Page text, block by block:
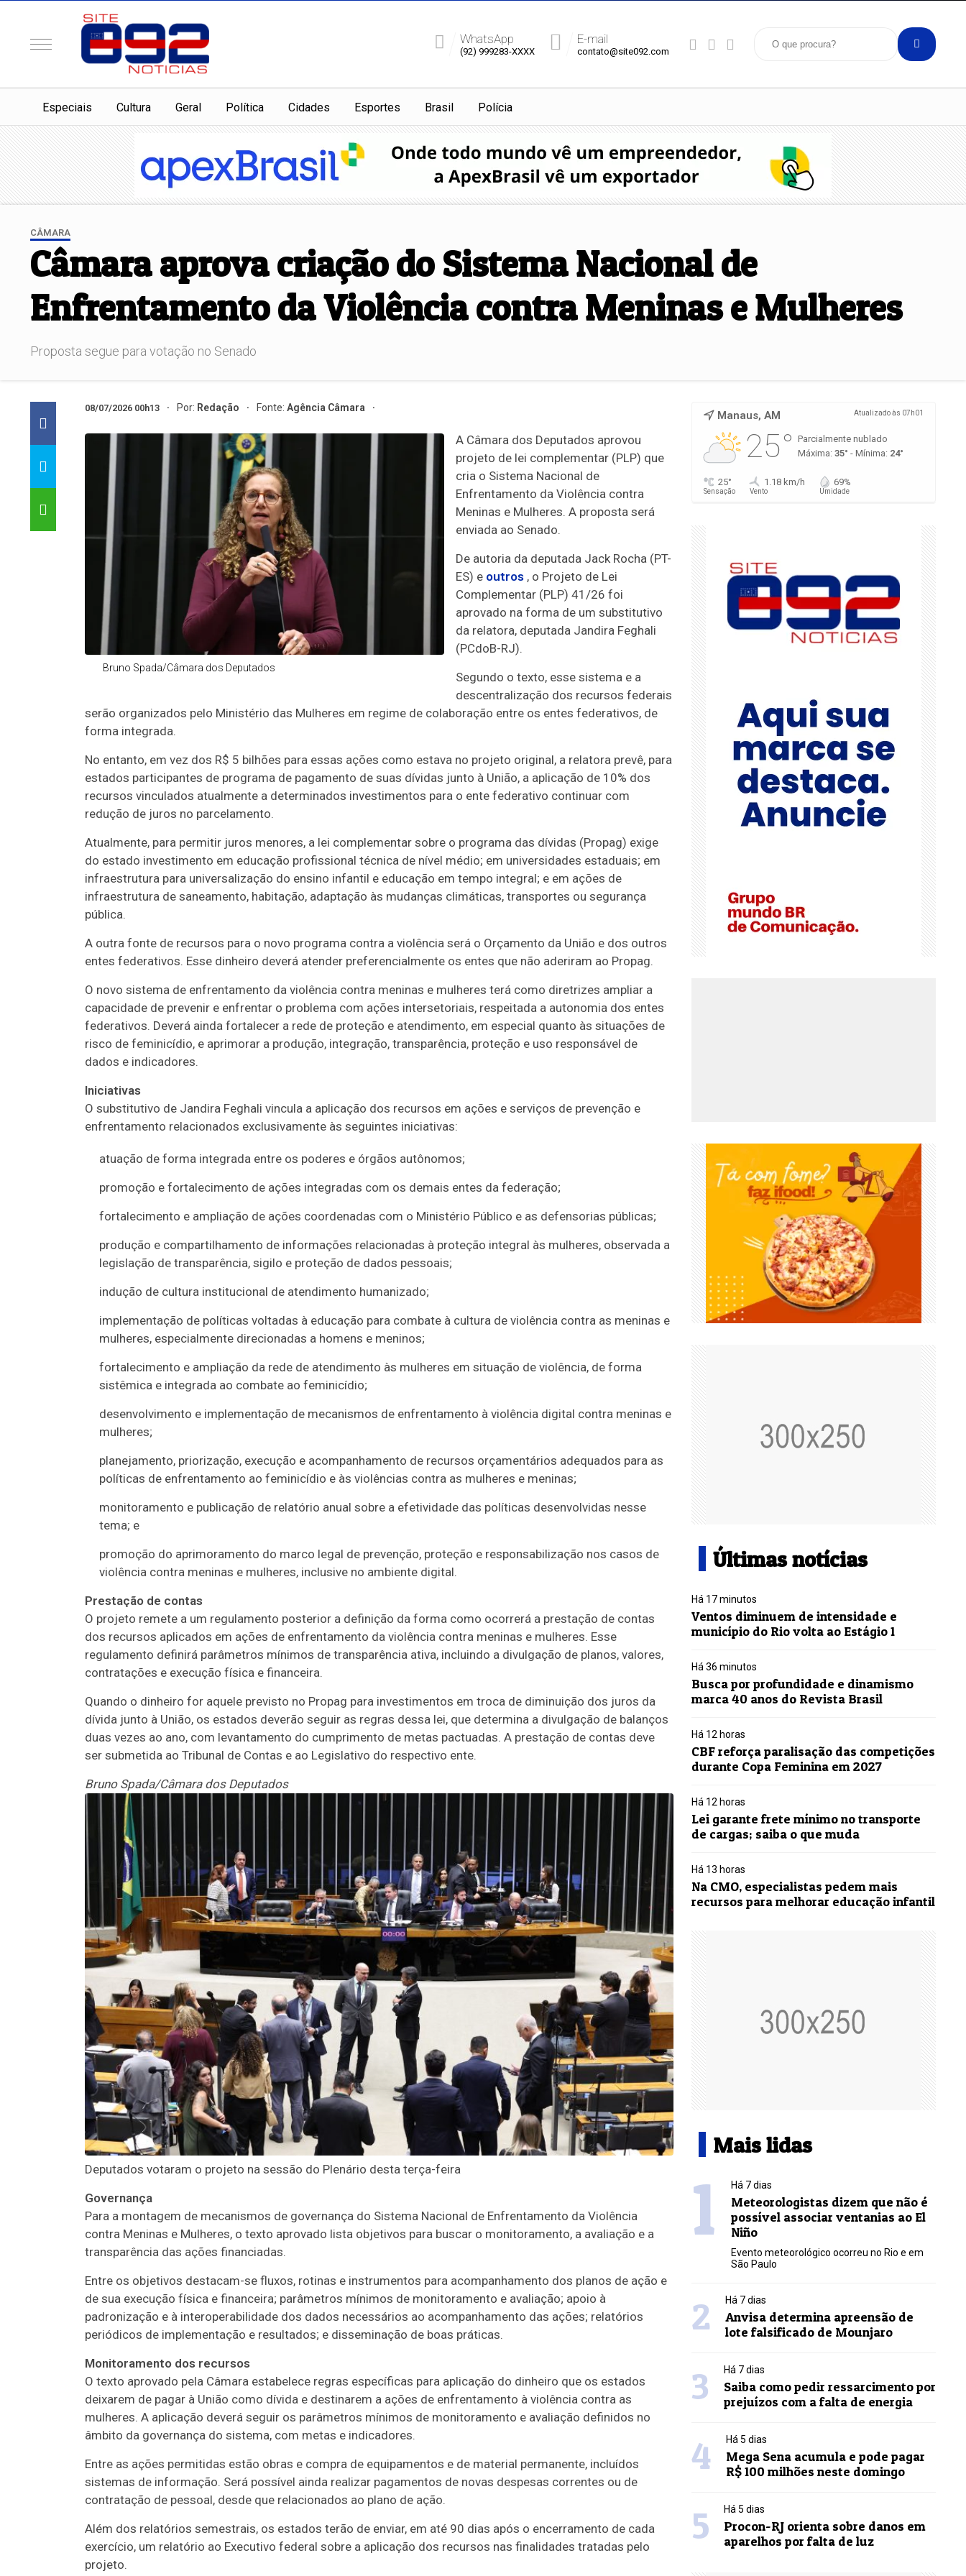
E-mail
contato@site092.com
WhatsApp
(92) 999283-XXXX
Especiais Cultura Geral Política Cidades Esportes Brasil Polícia
CÂMARA
Câmara aprova criação do Sistema Nacional de
Enfrentamento da Violência contra Meninas e Mulheres
Proposta segue para votação no Senado
08/07/2026 00h13 Por: Redação Fonte: Agência Câmara
Bruno Spada/Câmara dos Deputados
A Câmara dos Deputados aprovou
projeto de lei complementar (PLP) que
cria o Sistema Nacional de
Enfrentamento da Violência contra
Meninas e Mulheres. A proposta será
enviada ao Senado.
De autoria da deputada Jack Rocha (PT-
ES) e outros, o Projeto de Lei
Complementar (PLP) 41/26 foi
aprovado na forma de um substitutivo
da relatora, deputada Jandira Feghali
(PCdoB-RJ).
Segundo o texto, esse sistema e a
descentralização dos recursos federais
serão organizados pelo Ministério das Mulheres em regime de colaboração entre os entes federativos, de
forma integrada.
No entanto, em vez dos R$ 5 bilhões para essas ações como estava no projeto original, a relatora prevê, para
estados participantes de programa de pagamento de suas dívidas junto à União, a aplicação de 10% dos
recursos vinculados atualmente a determinados investimentos para o ente federativo continuar com
redução de juros no parcelamento.
Atualmente, para permitir juros menores, a lei complementar sobre o programa das dívidas (Propag) exige
do estado investimento em educação profissional técnica de nível médio; em universidades estaduais; em
infraestrutura para universalização do ensino infantil e educação em tempo integral; e em ações de
infraestrutura de saneamento, habitação, adaptação às mudanças climáticas, transportes ou segurança
pública.
A outra fonte de recursos para o novo programa contra a violência será o Orçamento da União e dos outros
entes federativos. Esse dinheiro deverá atender preferencialmente os entes que não aderiram ao Propag.
O novo sistema de enfrentamento da violência contra meninas e mulheres terá como diretrizes ampliar a
capacidade de prevenir e enfrentar o problema com ações intersetoriais, respeitada a autonomia dos entes
federativos. Deverá ainda fortalecer a rede de proteção e atendimento, em especial quanto às situações de
risco de feminicídio, e aprimorar a produção, integração, transparência, proteção e uso responsável de
dados e indicadores.
Iniciativas
O substitutivo de Jandira Feghali vincula a aplicação dos recursos em ações e serviços de prevenção e
enfrentamento relacionados exclusivamente às seguintes iniciativas:
atuação de forma integrada entre os poderes e órgãos autônomos;
promoção e fortalecimento de ações integradas com os demais entes da federação;
fortalecimento e ampliação de ações coordenadas com o Ministério Público e as defensorias públicas;
produção e compartilhamento de informações relacionadas à proteção integral às mulheres, observada a
legislação de transparência, sigilo e proteção de dados pessoais;
indução de cultura institucional de atendimento humanizado;
implementação de políticas voltadas à educação para combate à cultura de violência contra as meninas e
mulheres, especialmente direcionadas a homens e meninos;
fortalecimento e ampliação da rede de atendimento às mulheres em situação de violência, de forma
sistêmica e integrada ao combate ao feminicídio;
desenvolvimento e implementação de mecanismos de enfrentamento à violência digital contra meninas e
mulheres;
planejamento, priorização, execução e acompanhamento de recursos orçamentários adequados para as
políticas de enfrentamento ao feminicídio e às violências contra as mulheres e meninas;
monitoramento e publicação de relatório anual sobre a efetividade das políticas desenvolvidas nesse
tema; e
promoção do aprimoramento do marco legal de prevenção, proteção e responsabilização nos casos de
violência contra meninas e mulheres, inclusive no ambiente digital.
Prestação de contas
O projeto remete a um regulamento posterior a definição da forma como ocorrerá a prestação de contas
dos recursos aplicados em ações de enfrentamento da violência contra meninas e mulheres. Esse
regulamento definirá parâmetros mínimos de transparência ativa, incluindo a divulgação de planos, valores,
contratações e execução física e financeira.
Quando o dinheiro for aquele previsto no Propag para investimentos em troca de diminuição dos juros da
dívida junto à União, os estados deverão seguir as regras dessa lei, que determina a divulgação de balanços
duas vezes ao ano, com levantamento do cumprimento de metas pactuadas. A prestação de contas deve
ser submetida ao Tribunal de Contas e ao Legislativo do respectivo ente.
Bruno Spada/Câmara dos Deputados
Deputados votaram o projeto na sessão do Plenário desta terça-feira
Governança
Para a montagem de mecanismos de governança do Sistema Nacional de Enfrentamento da Violência
contra Meninas e Mulheres, o texto aprovado lista objetivos para buscar o monitoramento, a avaliação e a
transparência das ações financiadas.
Entre os objetivos destacam-se fluxos, rotinas e instrumentos para acompanhamento dos planos de ação e
de sua execução física e financeira; parâmetros mínimos de monitoramento e avaliação; apoio à
padronização e à interoperabilidade dos dados necessários ao acompanhamento das ações; relatórios
periódicos de implementação e resultados; e disseminação de boas práticas.
Monitoramento dos recursos
O texto aprovado pela Câmara estabelece regras específicas para aplicação do dinheiro que os estados
deixarem de pagar à União como dívida e destinarem a ações de enfrentamento à violência contra as
mulheres. A aplicação deverá seguir os parâmetros mínimos de monitoramento e avaliação definidos no
âmbito da governança do sistema, com metas e indicadores.
Entre as ações permitidas estão obras e compra de equipamentos e de material permanente, incluídos
sistemas de informação. Será possível ainda realizar pagamentos de novas despesas correntes ou de
contratação de pessoal, desde que relacionados ao plano de ação.
Além dos relatórios semestrais, os estados terão de enviar, em até 90 dias após o encerramento de cada
exercício, um relatório ao Executivo federal sobre a aplicação dos recursos nas finalidades tratadas pelo
projeto.
Manaus, AM Atualizado às 07h01
25°
Parcialmente nublado
Máxima:35° - Mínima: 24°
25°
Sensação
1.18 km/h
Vento
69%
Umidade
Últimas notícias
Há 17 minutos
Ventos diminuem de intensidade e
município do Rio volta ao Estágio 1
Há 36 minutos
Busca por profundidade e dinamismo
marca 40 anos do Revista Brasil
Há 12 horas
CBF reforça paralisação das competições
durante Copa Feminina em 2027
Há 12 horas
Lei garante frete mínimo no transporte
de cargas; saiba o que muda
Há 13 horas
Na CMO, especialistas pedem mais
recursos para melhorar educação infantil
Mais lidas
1 Há 7 dias
Meteorologistas dizem que não é
possível associar ventanias ao El
Niño
Evento meteorológico ocorreu no Rio e em
São Paulo
2 Há 7 dias
Anvisa determina apreensão de
lote falsificado de Mounjaro
3 Há 7 dias
Saiba como pedir ressarcimento por
prejuízos com a falta de energia
4 Há 5 dias
Mega Sena acumula e pode pagar
R$ 100 milhões neste domingo
5 Há 5 dias
Procon-RJ orienta sobre danos em
aparelhos por falta de luz